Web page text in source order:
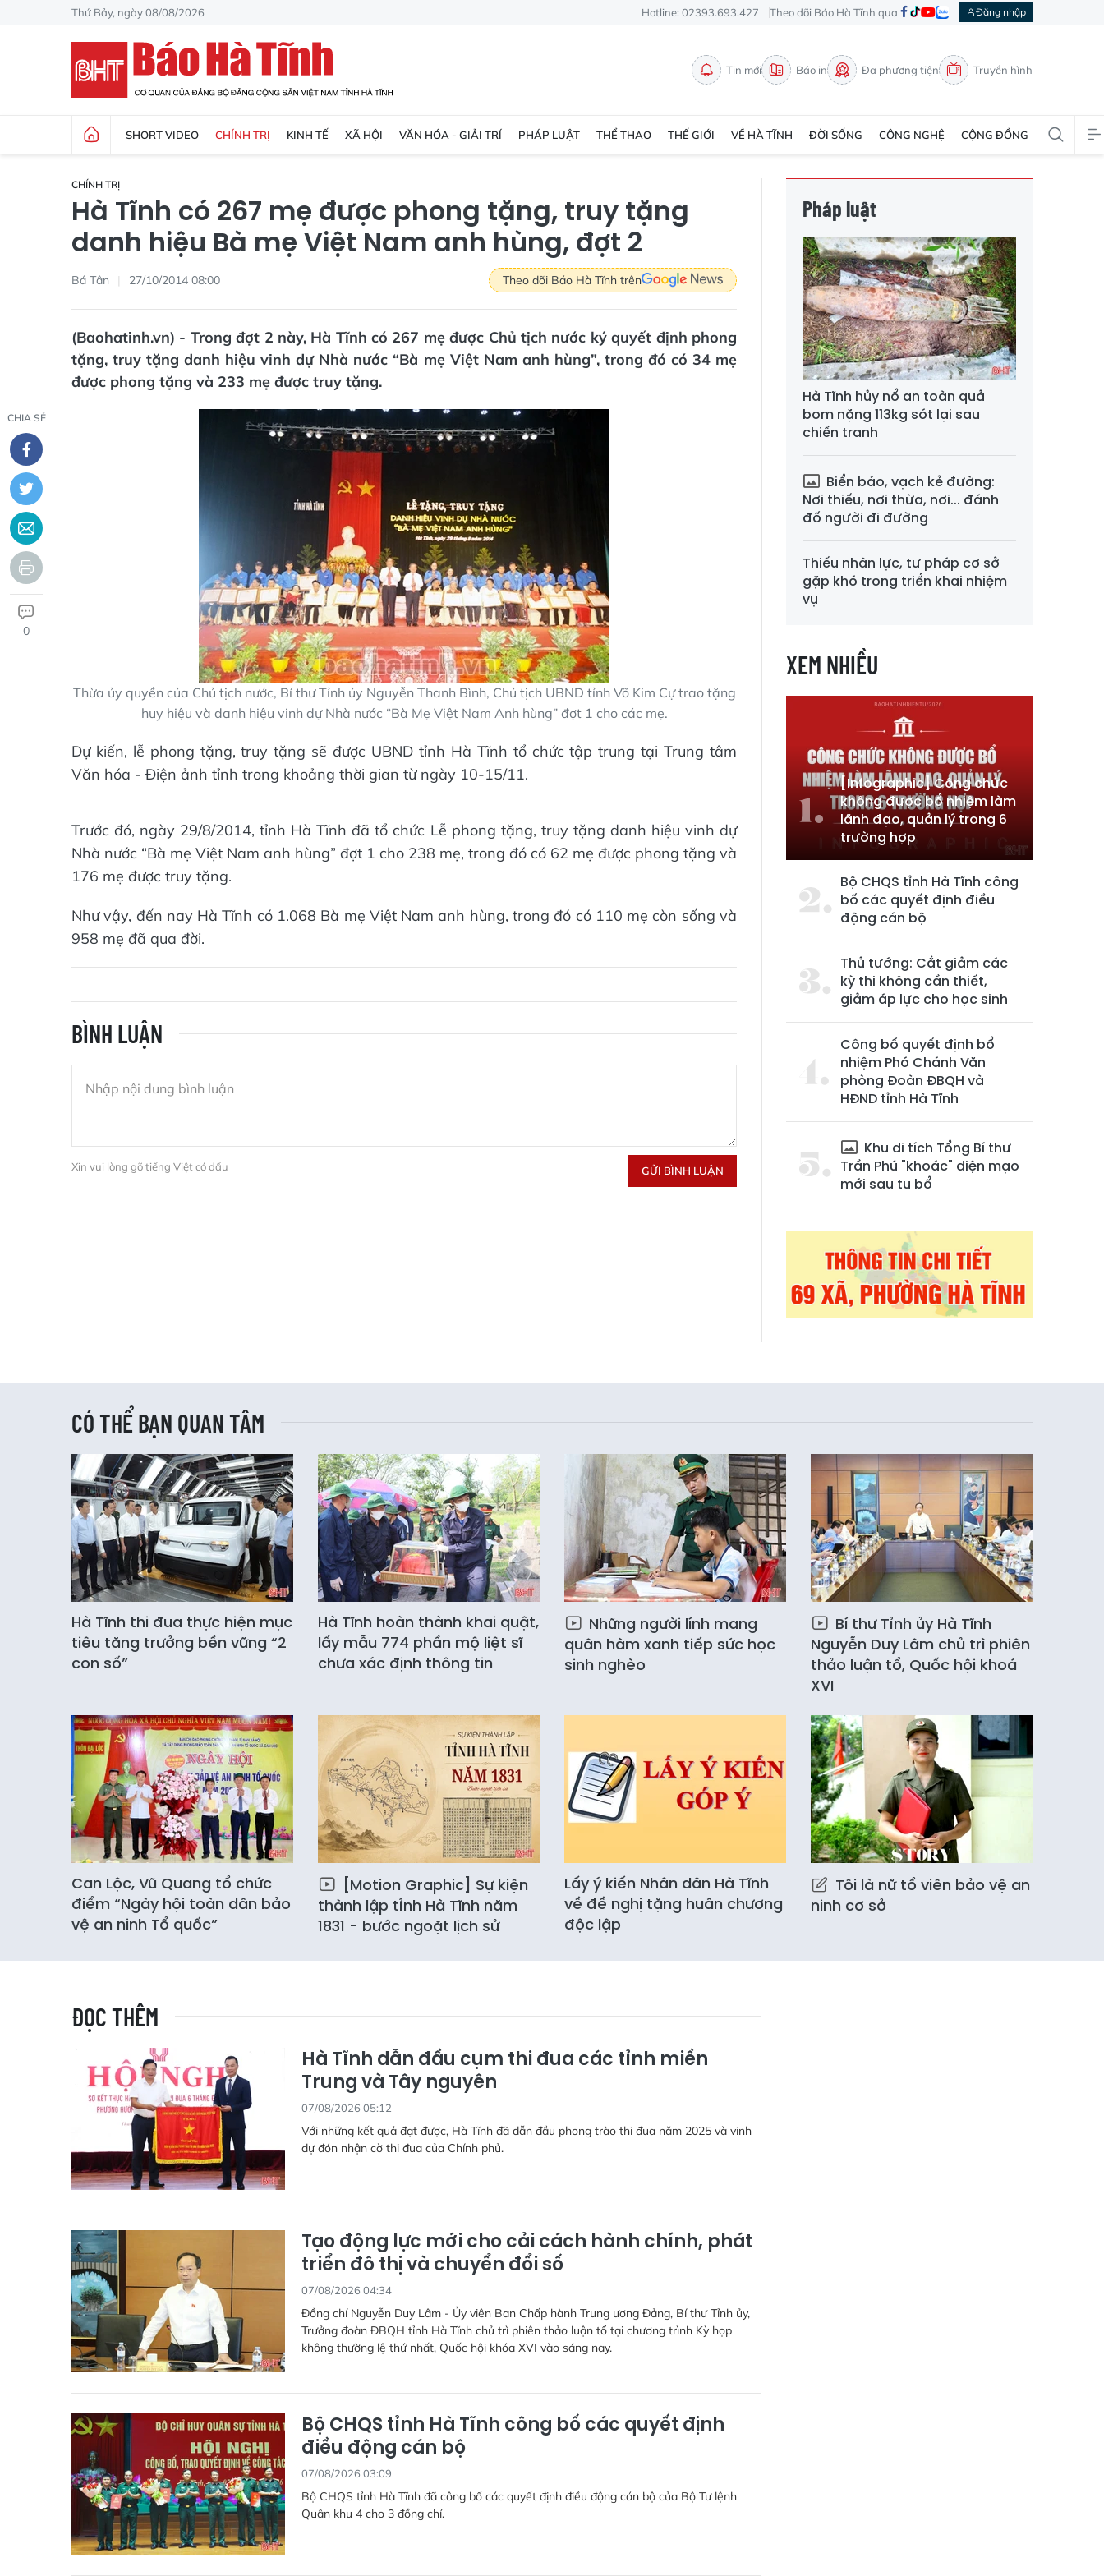
Thứ Bảy, ngày 08/08/2026 Hotline: 02393.693.427 Theo dõi Báo Hà Tĩnh qua Đăng nhập
Tin mới Báo in Đa phương tiện Truyền hình
SHORT VIDEO CHÍNH TRỊ KINH TẾ XÃ HỘI VĂN HÓA - GIẢI TRÍ PHÁP LUẬT THỂ THAO THẾ GIỚI VỀ HÀ TĨNH ĐỜI SỐNG CÔNG NGHỆ CỘNG ĐỒNG
CHÍNH TRỊ
Hà Tĩnh có 267 mẹ được phong tặng, truy tặng
danh hiệu Bà mẹ Việt Nam anh hùng, đợt 2
Bá Tân 27/10/2014 08:00 Theo dõi Báo Hà Tĩnh trên
(Baohatinh.vn) - Trong đợt 2 này, Hà Tĩnh có 267 mẹ được Chủ tịch nước ký quyết định phong
tặng, truy tặng danh hiệu vinh dự Nhà nước “Bà mẹ Việt Nam anh hùng”, trong đó có 34 mẹ
được phong tặng và 233 mẹ được truy tặng.
CHIA SẺ
0
Thừa ủy quyền của Chủ tịch nước, Bí thư Tỉnh ủy Nguyễn Thanh Bình, Chủ tịch UBND tỉnh Võ Kim Cự trao tặng
huy hiệu và danh hiệu vinh dự Nhà nước “Bà Mẹ Việt Nam Anh hùng” đợt 1 cho các mẹ.
Dự kiến, lễ phong tặng, truy tặng sẽ được UBND tỉnh Hà Tĩnh tổ chức tập trung tại Trung tâm
Văn hóa - Điện ảnh tỉnh trong khoảng thời gian từ ngày 10-15/11.
Trước đó, ngày 29/8/2014, tỉnh Hà Tĩnh đã tổ chức Lễ phong tặng, truy tặng danh hiệu vinh dự
Nhà nước “Bà mẹ Việt Nam anh hùng” đợt 1 cho 238 mẹ, trong đó có 62 mẹ được phong tặng và
176 mẹ được truy tặng.
Như vậy, đến nay Hà Tĩnh có 1.068 Bà mẹ Việt Nam anh hùng, trong đó có 110 mẹ còn sống và
958 mẹ đã qua đời.
BÌNH LUẬN
Xin vui lòng gõ tiếng Việt có dấu GỬI BÌNH LUẬN
Pháp luật
Hà Tĩnh hủy nổ an toàn quả
bom nặng 113kg sót lại sau
chiến tranh
Biển báo, vạch kẻ đường:
Nơi thiếu, nơi thừa, nơi... đánh
đố người đi đường
Thiếu nhân lực, tư pháp cơ sở
gặp khó trong triển khai nhiệm
vụ
XEM NHIỀU
[Infographic] Công chức
không được bổ nhiệm làm
lãnh đạo, quản lý trong 6
trường hợp
Bộ CHQS tỉnh Hà Tĩnh công
bố các quyết định điều
động cán bộ
Thủ tướng: Cắt giảm các
kỳ thi không cần thiết,
giảm áp lực cho học sinh
Công bố quyết định bổ
nhiệm Phó Chánh Văn
phòng Đoàn ĐBQH và
HĐND tỉnh Hà Tĩnh
Khu di tích Tổng Bí thư
Trần Phú "khoác" diện mạo
mới sau tu bổ
CÓ THỂ BẠN QUAN TÂM
Hà Tĩnh thi đua thực hiện mục
tiêu tăng trưởng bền vững “2
con số”
Hà Tĩnh hoàn thành khai quật,
lấy mẫu 774 phần mộ liệt sĩ
chưa xác định thông tin
Những người lính mang
quân hàm xanh tiếp sức học
sinh nghèo
Bí thư Tỉnh ủy Hà Tĩnh
Nguyễn Duy Lâm chủ trì phiên
thảo luận tổ, Quốc hội khoá
XVI
Can Lộc, Vũ Quang tổ chức
điểm “Ngày hội toàn dân bảo
vệ an ninh Tổ quốc”
[Motion Graphic] Sự kiện
thành lập tỉnh Hà Tĩnh năm
1831 - bước ngoặt lịch sử
Lấy ý kiến Nhân dân Hà Tĩnh
về đề nghị tặng huân chương
độc lập
Tôi là nữ tổ viên bảo vệ an
ninh cơ sở
ĐỌC THÊM
Hà Tĩnh dẫn đầu cụm thi đua các tỉnh miền
Trung và Tây nguyên
07/08/2026 05:12
Với những kết quả đạt được, Hà Tĩnh đã dẫn đầu phong trào thi đua năm 2025 và vinh
dự đón nhận cờ thi đua của Chính phủ.
Tạo động lực mới cho cải cách hành chính, phát
triển đô thị và chuyển đổi số
07/08/2026 04:34
Đồng chí Nguyễn Duy Lâm - Ủy viên Ban Chấp hành Trung ương Đảng, Bí thư Tỉnh ủy,
Trưởng đoàn ĐBQH tỉnh Hà Tĩnh chủ trì phiên thảo luận tổ tại chương trình Kỳ họp
không thường lệ thứ nhất, Quốc hội khóa XVI vào sáng nay.
Bộ CHQS tỉnh Hà Tĩnh công bố các quyết định
điều động cán bộ
07/08/2026 03:09
Bộ CHQS tỉnh Hà Tĩnh đã công bố các quyết định điều động cán bộ của Bộ Tư lệnh
Quân khu 4 cho 3 đồng chí.